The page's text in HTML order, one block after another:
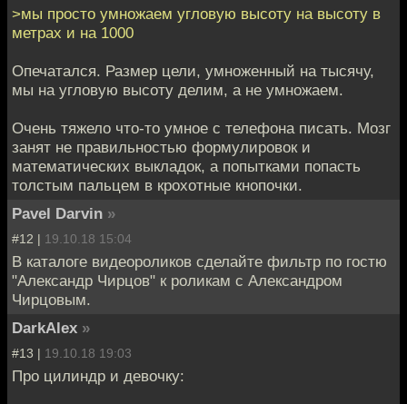
>мы просто умножаем угловую высоту на высоту в
метрах и на 1000
Опечатался. Размер цели, умноженный на тысячу,
мы на угловую высоту делим, а не умножаем.
Очень тяжело что-то умное с телефона писать. Мозг
занят не правильностью формулировок и
математических выкладок, а попытками попасть
толстым пальцем в крохотные кнопочки.
Pavel Darvin »
#12 | 19.10.18 15:04
В каталоге видеороликов сделайте фильтр по гостю
"Александр Чирцов" к роликам с Александром
Чирцовым.
DarkAlex »
#13 | 19.10.18 19:03
Про цилиндр и девочку: